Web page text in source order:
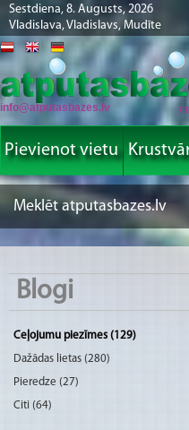
Sestdiena, 8. Augusts, 2026
Vladislava, Vladislavs, Mudīte
info@atputasbazes.lv
Pievienot vietu
Blogi
Ceļojumu piezīmes (129)
Dažādas lietas (280)
Pieredze (27)
Citi (64)